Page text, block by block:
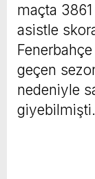
maçta
asistle
geçen
nedeniyle
giyebilmişti.